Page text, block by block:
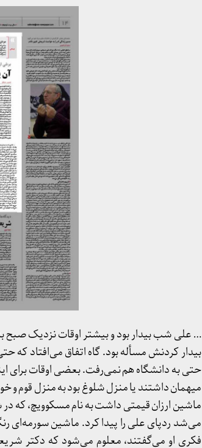
… علی شب بیدار بود و بیشتر اوقات نزدیک صبح
بیدار کردنش مسأله بود. گاه اتفاق می‌افتاد که
حتی به دانشگاه هم نمی‌رفت. بعضی اوقات برای
میهمان داشتند یا منزل شلوغ بود به منزل قوم
ماشین ارزان قیمتی داشت به نام مسکوویچ، که
می‌شد ردپای علی را پیدا کرد. ماشین سورمه‌ای
فکری او می‌گفتند، معلوم می‌شود که دکتر